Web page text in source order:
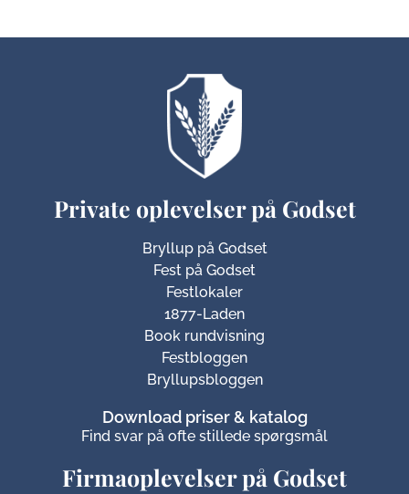
Private oplevelser på Godset
Bryllup på Godset
Fest på Godset
Festlokaler
1877-Laden
Book rundvisning
Festbloggen
Bryllupsbloggen
Download priser & katalog
Find svar på ofte stillede spørgsmål
Firmaoplevelser på Godset